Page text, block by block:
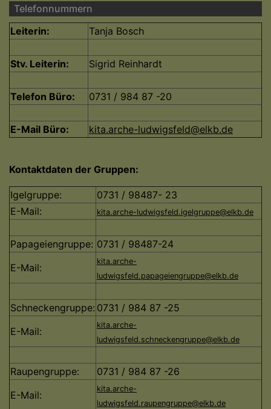
Telefonnummern
Leiterin:
Tanja Bosch
Stv. Leiterin: Sigrid Reinhardt
Telefon Büro: 0731 / 984 87 -20
E-Mail Büro: kita.arche-ludwigsfeld@elkb.de
Kontaktdaten der Gruppen:
Igelgruppe:
0731 / 98487- 23
E-Mail:
kita.arche-ludwigsfeld.igelgruppe@elkb.de
Papageiengruppe: 0731 / 98487-24
E-Mail:
kita.arche-
ludwigsfeld.papageiengruppe@elkb.de
Schneckengruppe: 0731 / 984 87 -25
E-Mail:
kita.arche-
ludwigsfeld.schneckengruppe@elkb.de
Raupengruppe:
0731 / 984 87 -26
E-Mail:
kita.arche-
ludwigsfeld.raupengruppe@elkb.de